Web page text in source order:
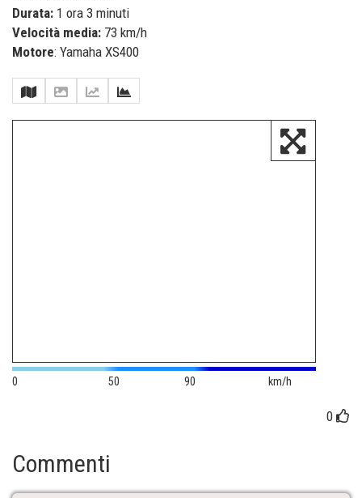
Durata: 1 ora 3 minuti
Velocità media: 73 km/h
Motore: Yamaha XS400
0 50 90 km/h
0
Commenti